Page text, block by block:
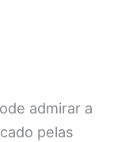
admirar a
pelas